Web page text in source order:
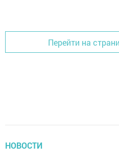
Перейти на
НОВОСТИ